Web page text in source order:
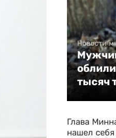
Новости
тысяч
Глава
нашел себя